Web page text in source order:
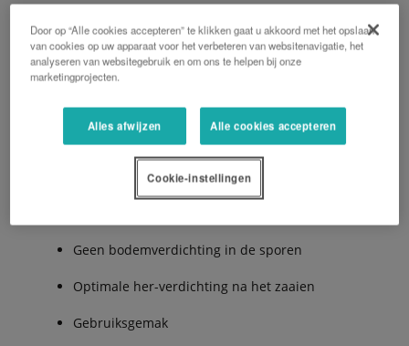
De machine is standaard uitgerust met een 1000 rpm
V-riemaandrijving. De machine kan ook worden
geleverd met een optionele hydraulische aandrijving,
indien nodig.
De voordelen:
Geen bodemverdichting in de sporen
Optimale her-verdichting na het zaaien
Gebruiksgemak
Door op “Alle cookies accepteren” te klikken gaat u akkoord met het opslaan
van cookies op uw apparaat voor het verbeteren van websitenavigatie, het
analyseren van websitegebruik en om ons te helpen bij onze
marketingprojecten.
Alles afwijzen Alle cookies accepteren
Cookie-instellingen